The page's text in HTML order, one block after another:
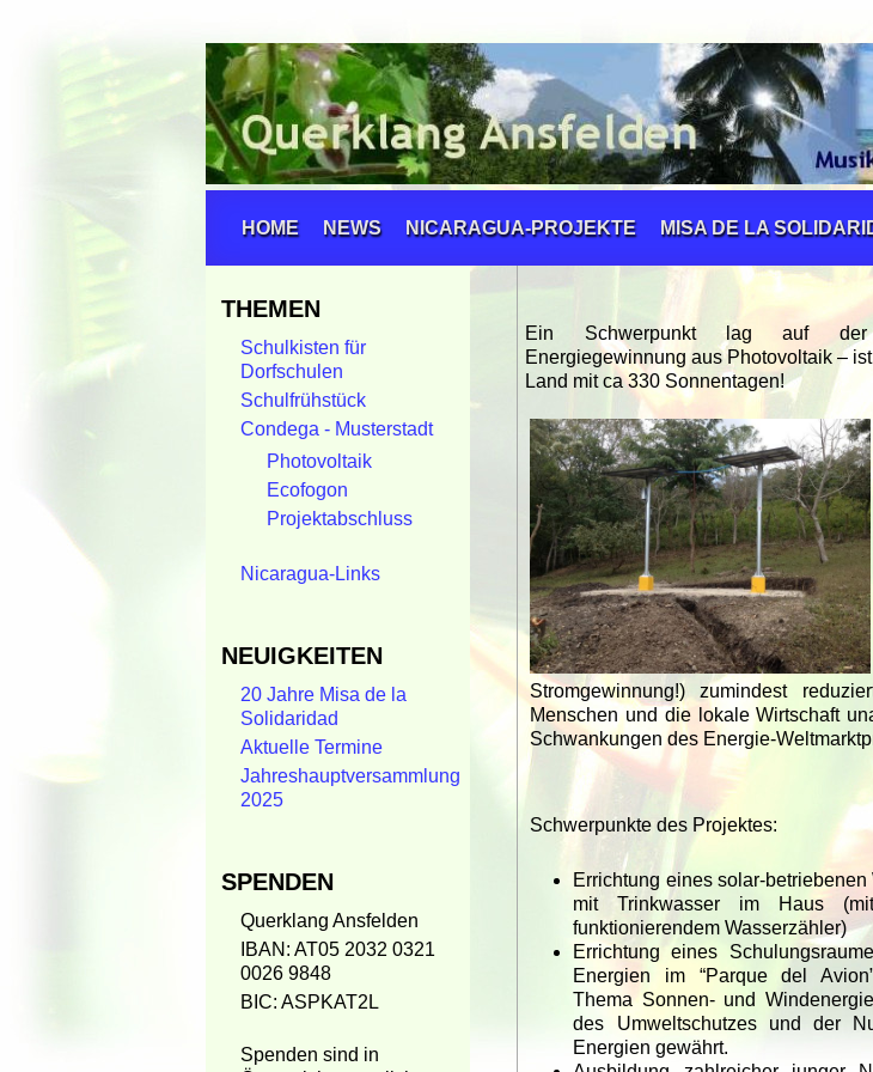
HOME NEWS NICARAGUA-PROJEKTE MISA DE LA
Ein Schwerpunkt lag auf der
Energiegewinnung aus Photovoltaik –
Land mit ca 330 Sonnentagen!
Stromgewinnung!) zumindest
Menschen und die lokale Wirtschaft
Schwankungen des Energie-
Schwerpunkte des Projektes:
Errichtung eines solar-
mit Trinkwasser im Haus
funktionierendem Wasserzähler)
Errichtung eines
Energien im “Parque del
Thema Sonnen- und
des Umweltschutzes und der
Energien gewährt.
THEMEN
Schulkisten für
Dorfschulen
Schulfrühstück
Condega - Musterstadt
Photovoltaik
Ecofogon
Projektabschluss
Nicaragua-Links
NEUIGKEITEN
20 Jahre Misa de la
Solidaridad
Aktuelle Termine
Jahreshauptversammlung
2025
SPENDEN
Querklang Ansfelden
IBAN: AT05 2032 0321
0026 9848
BIC: ASPKAT2L
Spenden sind in